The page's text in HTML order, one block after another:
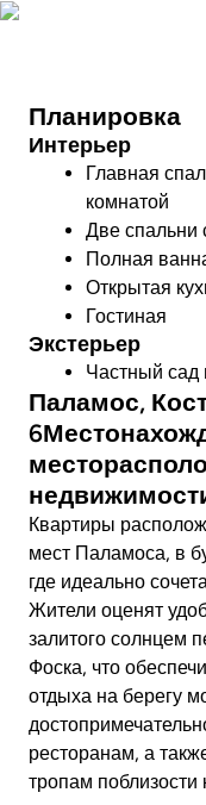
Планировка
Интерьер
Главная
комнатой
Две спальни
Полная
Открытая
Гостиная
Экстерьер
Частный
Паламос,
Квартиры
мест Паламоса, в
где идеально
Жители оценят
залитого солнцем
Фоска, что
отдыха на берегу
ресторанам, а
тропам